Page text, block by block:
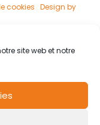
site web et notre
cookies Design by